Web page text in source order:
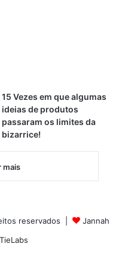
15 Vezes em que algumas
ideias de produtos
passaram os limites da
bizarrice!
mais
reservados |
Jannah